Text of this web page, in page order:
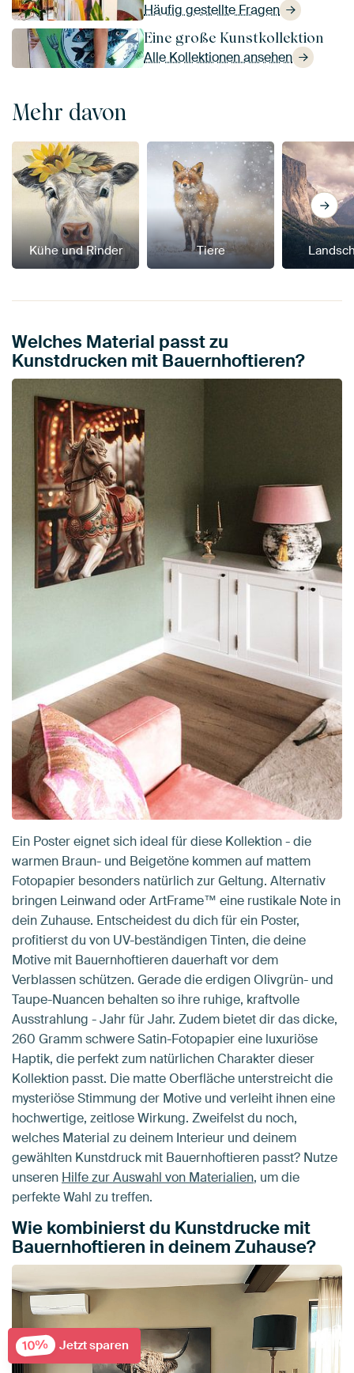
Häufig gestellte Fragen
Eine große Kunstkollektion
Alle Kollektionen ansehen
Mehr davon
Kühe und Rinder Tiere
Welches Material passt zu
Kunstdrucken mit Bauernhoftieren?
Ein Poster eignet sich ideal für diese Kollektion - die
warmen Braun- und Beigetöne kommen auf mattem
Fotopapier besonders natürlich zur Geltung. Alternativ
bringen Leinwand oder ArtFrame™ eine rustikale Note in
dein Zuhause. Entscheidest du dich für ein Poster,
profitierst du von UV-beständigen Tinten, die deine
Motive mit Bauernhoftieren dauerhaft vor dem
Verblassen schützen. Gerade die erdigen Olivgrün- und
Taupe-Nuancen behalten so ihre ruhige, kraftvolle
Ausstrahlung - Jahr für Jahr. Zudem bietet dir das dicke,
260 Gramm schwere Satin-Fotopapier eine luxuriöse
Haptik, die perfekt zum natürlichen Charakter dieser
Kollektion passt. Die matte Oberfläche unterstreicht die
mysteriöse Stimmung der Motive und verleiht ihnen eine
hochwertige, zeitlose Wirkung. Zweifelst du noch,
welches Material zu deinem Interieur und deinem
gewählten Kunstdruck mit Bauernhoftieren passt? Nutze
unseren Hilfe zur Auswahl von Materialien, um die
perfekte Wahl zu treffen.
Wie kombinierst du Kunstdrucke mit
Bauernhoftieren in deinem Zuhause?
10% Jetzt sparen